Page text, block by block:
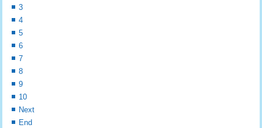
3
4
5
6
7
8
9
10
Next
End